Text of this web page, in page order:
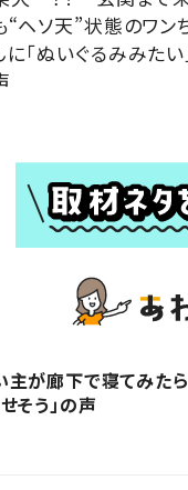
“ヘソ天”状態のワン
に「ぬいぐるみみたい
主が廊下で寝てみた
そう」の声